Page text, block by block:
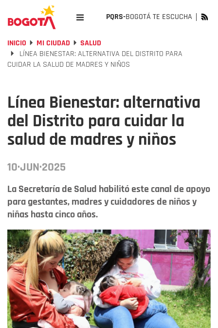
PQRS-BOGOTÁ TE ESCUCHA
INICIO MI CIUDAD
SALUD
LÍNEA BIENESTAR: ALTERNATIVA DEL DISTRITO PARA
CUIDAR LA SALUD DE MADRES Y NIÑOS
Línea Bienestar: alternativa
del Distrito para cuidar la
salud de madres y niños
10·JUN·2025
La Secretaría de Salud habilitó este canal de apoyo
para gestantes, madres y cuidadores de niños y
niñas hasta cinco años.